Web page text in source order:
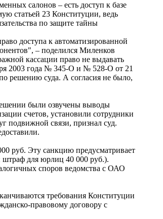
салонов – есть доступ к базе
статьей 23 Конституции, ведь
по защите тайны
доступа к автоматизированной
– поделился Миленков
кассации право не выдавать
2003 года № 345-О и № 528-О от 21
решению суда. А согласия не было,
были озвучены выводы
счетов, установили сотрудники
подвижной связи, признал суд.
руб. Эту санкцию предусматривает
штраф для юрлиц 40 000 руб.).
споров ведомства с ОАО
требования Конституции
правовому договору с